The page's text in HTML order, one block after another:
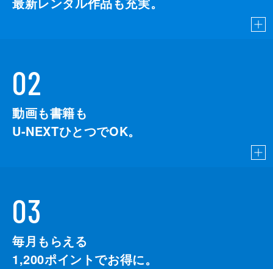
02
動画も書籍も
U-NEXTひとつでOK。
03
毎月もらえる
1,200ポイントでお得に。